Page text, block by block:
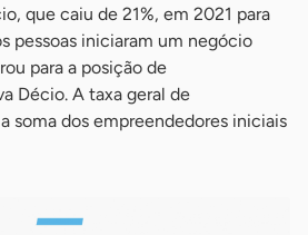
que caiu de 21%, em 2021 para
pessoas iniciaram um negócio
para a posição de
Décio. A taxa geral de
soma dos empreendedores iniciais